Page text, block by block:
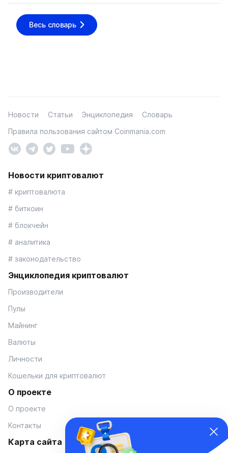
Весь словарь
Новости Статьи Энциклопедия
Словарь
Правила пользования сайтом Coinmania.com
Новости криптовалют
# криптовалюта
# биткоин
# блокчейн
# аналитика
# законодательство
Энциклопедия криптовалют
Производители
Пулы
Майнинг
Валюты
Личности
Кошельки для криптовалют
О проекте
О проекте
Контакты
Карта сайта